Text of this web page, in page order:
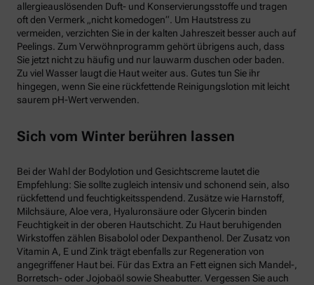
allergieauslösenden Duft- und Konservierungsstoffe und tragen
oft den Vermerk „nicht komedogen“. Um Hautstress zu
vermeiden, verzichten Sie in der kalten Jahreszeit besser auch auf
Peelings. Zum Verwöhnprogramm gehört übrigens auch, dass
Sie jetzt nicht zu häufig und nur lauwarm duschen oder baden.
Zu viel Wasser laugt die Haut weiter aus. Gutes tun Sie ihr
hingegen, wenn Sie eine rückfettende Reinigungslotion mit leicht
saurem pH-Wert verwenden.
Sich vom Winter berühren lassen
Bei der Wahl der Bodylotion und Gesichtscreme lautet die
Empfehlung: Sie sollte zugleich intensiv und schonend sein, also
rückfettend und feuchtigkeitsspendend. Zusätze wie Harnstoff,
Milchsäure, Aloe vera, Hyaluronsäure oder Glycerin binden
Feuchtigkeit in der oberen Hautschicht. Zu Haut beruhigenden
Wirkstoffen zählen Bisabolol oder Dexpanthenol. Der Zusatz von
Vitamin A, E und Zink trägt ebenfalls zur Regeneration von
angegriffener Haut bei. Für das Extra an Fett eignen sich Mandel-,
Borretsch- oder Jojobaöl sowie Sheabutter. Vergessen Sie auch